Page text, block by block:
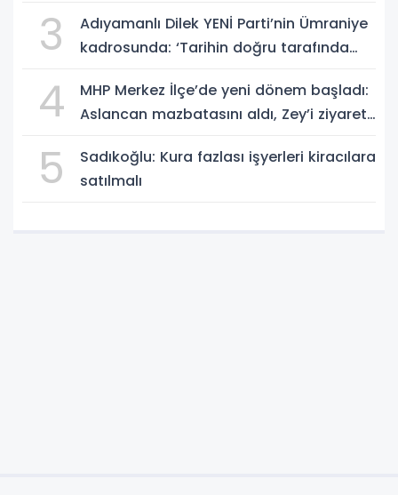
3
Adıyamanlı Dilek YENİ Parti’nin Ümraniye
kadrosunda: ‘Tarihin doğru tarafında
4
MHP Merkez İlçe’de yeni dönem başladı:
Aslancan mazbatasını aldı, Zey’i ziyaret
5
Sadıkoğlu: Kura fazlası işyerleri kiracılara
satılmalı